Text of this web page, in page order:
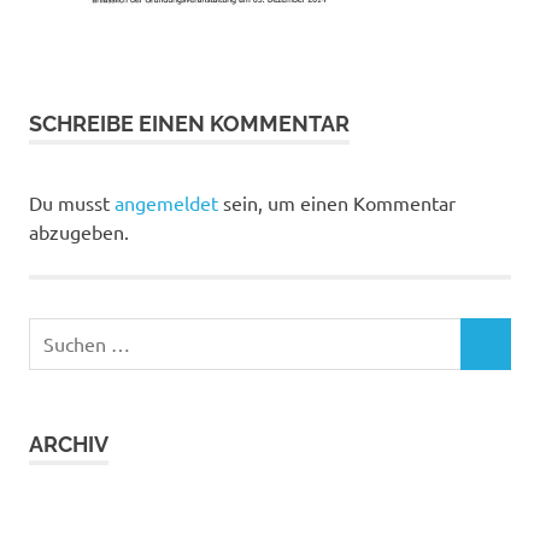
SCHREIBE EINEN KOMMENTAR
Du musst angemeldet sein, um einen Kommentar
abzugeben.
Suchen
ARCHIV